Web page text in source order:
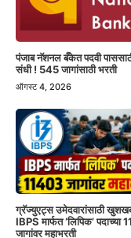
पंजाब नॅशनल बँकेत पदवी
संधी ! 545 जागांसाठी भरती
ऑगस्ट 4, 2026
ग्रॅज्युएट्स उमेदवारांसाठी
IBPS मार्फत ‘लिपिक’ पदाच्या
जागांवर महाभरती